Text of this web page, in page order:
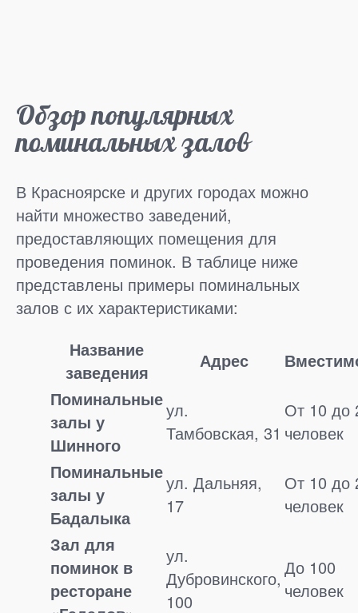
Обзор популярных
поминальных залов
В Красноярске и других городах можно
найти множество заведений,
предоставляющих помещения для
проведения поминок. В таблице ниже
представлены примеры поминальных
залов с их характеристиками:
Название
заведения
Адрес
Поминальные
залы у
Шинного
ул.
Тамбовская, 31
От 10 до
человек
Поминальные
залы у
Бадалыка
ул. Дальняя,
17
От 10 до
человек
Зал для
поминок в
ресторане
ул.
Дубровинского,
100
До 100
человек